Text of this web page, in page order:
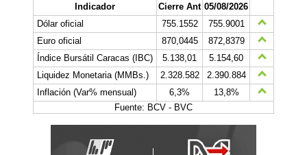
Indicador Cierre Ant 05/08/2026
Dólar oficial
755.1552
755.9001
Euro oficial
870,0445
872,8379
Índice Bursátil Caracas (IBC)
5.138,01
5.154,60
Liquidez Monetaria (MMBs.)
2.328.582
2.390.884
Inflación (Var% mensual)
6,3%
13,8%
Fuente: BCV - BVC